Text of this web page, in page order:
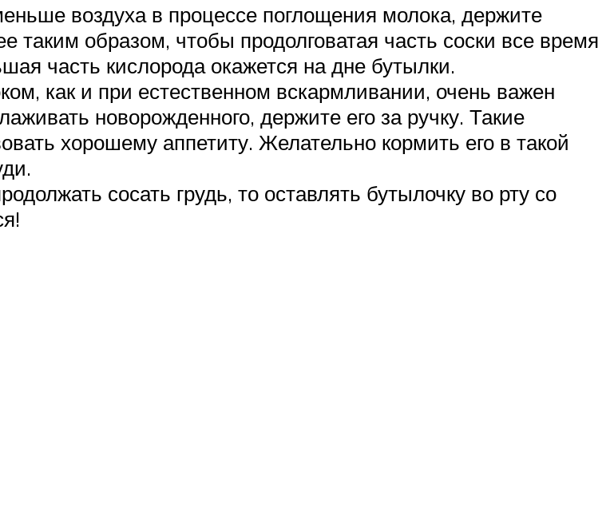
воздуха в процессе поглощения молока, держите
таким образом, чтобы продолговатая часть соски все время
часть кислорода окажется на дне бутылки.
как и при естественном вскармливании, очень важен
новорожденного, держите его за ручку. Такие
хорошему аппетиту. Желательно кормить его в такой
сосать грудь, то оставлять бутылочку во рту со